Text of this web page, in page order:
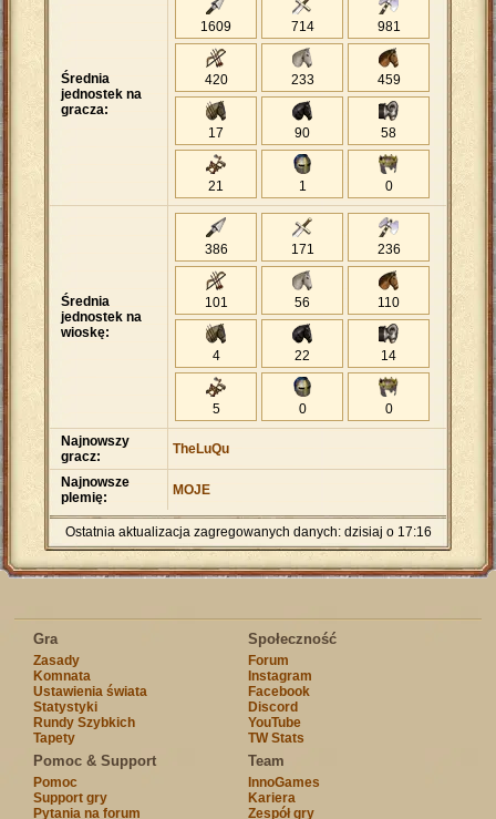
Średnia
jednostek na
gracza:
1609 714 981
420 233 459
17 90 58
21 1 0
Średnia
jednostek na
wioskę:
386 171 236
101 56 110
4 22 14
5 0 0
Najnowszy
gracz:
TheLuQu
Najnowsze
plemię:
MOJE
Ostatnia aktualizacja zagregowanych danych: dzisiaj o 17:16
Gra
Zasady
Komnata
Ustawienia świata
Statystyki
Rundy Szybkich
Tapety
Społeczność
Forum
Instagram
Facebook
Discord
YouTube
TW Stats
Pomoc & Support
Pomoc
Support gry
Pytania na forum
Team
InnoGames
Kariera
Zespół gry